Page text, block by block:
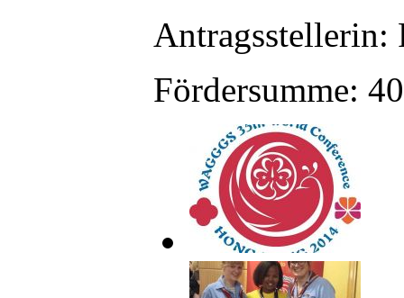
Antragsstellerin:
Fördersumme: